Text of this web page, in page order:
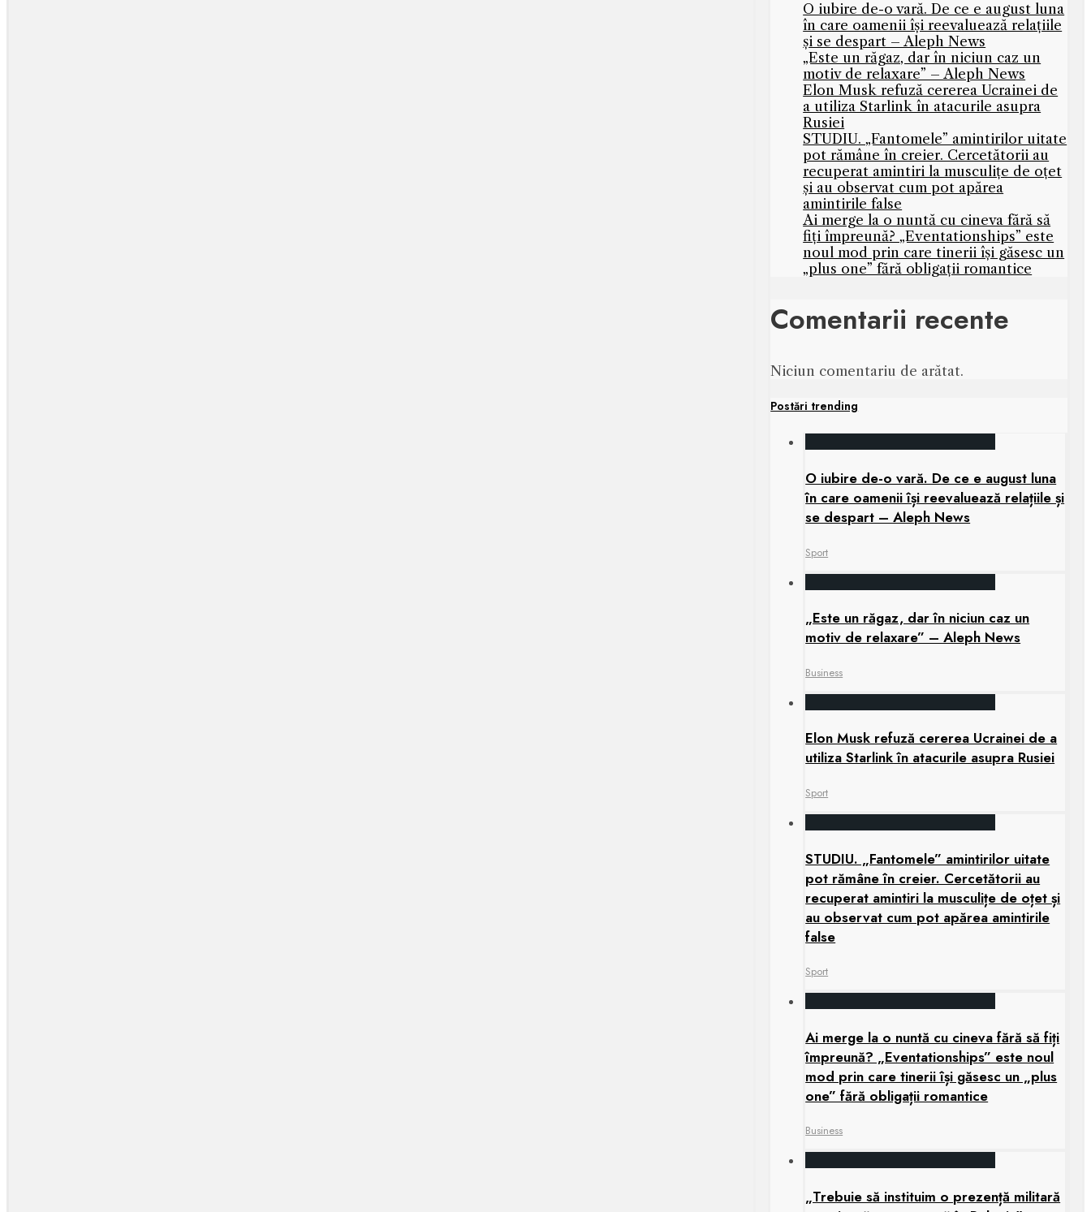
O iubire de-o vară. De ce e august luna
în care oamenii își reevaluează relațiile
și se despart – Aleph News
„Este un răgaz, dar în niciun caz un
motiv de relaxare” – Aleph News
Elon Musk refuză cererea Ucrainei de
a utiliza Starlink în atacurile asupra
Rusiei
STUDIU. „Fantomele” amintirilor uitate
pot rămâne în creier. Cercetătorii au
recuperat amintiri la musculițe de oțet
și au observat cum pot apărea
amintirile false
Ai merge la o nuntă cu cineva fără să
fiți împreună? „Eventationships” este
noul mod prin care tinerii își găsesc un
„plus one” fără obligații romantice
Comentarii recente
Niciun comentariu de arătat.
Postări trending
O iubire de-o vară. De ce e august luna
în care oamenii își reevaluează relațiile și
se despart – Aleph News
Sport
„Este un răgaz, dar în niciun caz un
motiv de relaxare” – Aleph News
Business
Elon Musk refuză cererea Ucrainei de a
utiliza Starlink în atacurile asupra Rusiei
Sport
STUDIU. „Fantomele” amintirilor uitate
pot rămâne în creier. Cercetătorii au
recuperat amintiri la musculițe de oțet și
au observat cum pot apărea amintirile
false
Sport
Ai merge la o nuntă cu cineva fără să fiți
împreună? „Eventationships” este noul
mod prin care tinerii își găsesc un „plus
one” fără obligații romantice
Business
„Trebuie să instituim o prezență militară